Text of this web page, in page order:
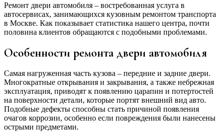
Ремонт двери автомобиля – востребованная услуга в
автосервисах, занимающихся кузовным ремонтом транспорта
в Москве. Как показывает статистика нашего центра, почти
половина клиентов обращаются с подобными проблемами.
Особенности ремонта двери автомобиля
Самая нагруженная часть кузова – передние и задние двери.
Многократные открывания и закрывания, а также небрежная
эксплуатация, приводят к появлению царапин и потертостей
на поверхности детали, которые портят внешний вид авто.
Подобные дефекты способны стать причиной появления
очагов коррозии, особенно если повреждения были нанесены
острыми предметами.